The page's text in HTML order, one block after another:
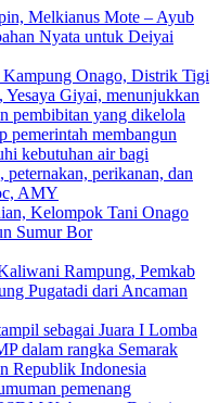
Melkianus Mote – Ayub
Nyata untuk Deiyai
Kelompok Tani Onago
Sumur Bor
Rampung, Pemkab
Pugatadi dari Ancaman